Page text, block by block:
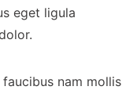
eget ligula
nam mollis